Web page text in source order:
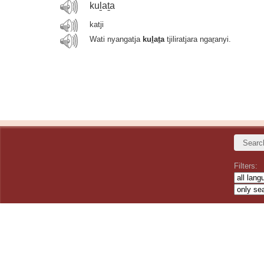
kuḻaṯa
katji
Wati nyangatja kuḻaṯatjiliratjara ngaṟanyi.
Filters: